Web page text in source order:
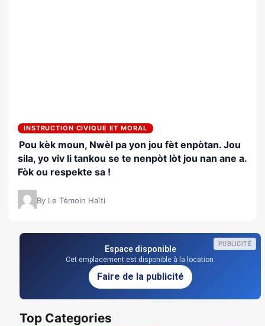
INSTRUCTION CIVIQUE ET MORAL
Pou kèk moun, Nwèl pa yon jou fèt enpòtan. Jou
sila, yo viv li tankou se te nenpòt lòt jou nan ane a.
Fòk ou respekte sa !
By Le Témoin Haïti
PUBLICITÉ
Espace disponible
Cet emplacement est disponible à la location.
Faire de la publicité
Top Categories